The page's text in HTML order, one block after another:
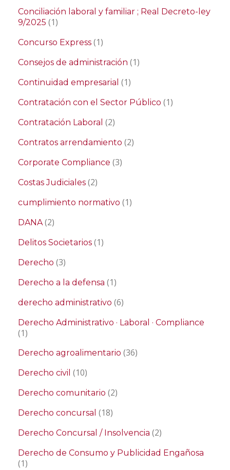
Conciliación laboral y familiar ; Real Decreto-ley
9/2025 (1)
Concurso Express (1)
Consejos de administración (1)
Continuidad empresarial (1)
Contratación con el Sector Público (1)
Contratación Laboral (2)
Contratos arrendamiento (2)
Corporate Compliance (3)
Costas Judiciales (2)
cumplimiento normativo (1)
DANA(2)
Delitos Societarios (1)
Derecho (3)
Derecho a la defensa (1)
derecho administrativo (6)
Derecho Administrativo · Laboral · Compliance
(1)
Derecho agroalimentario (36)
Derecho civil (10)
Derecho comunitario (2)
Derecho concursal (18)
Derecho Concursal / Insolvencia (2)
Derecho de Consumo y Publicidad Engañosa
(1)